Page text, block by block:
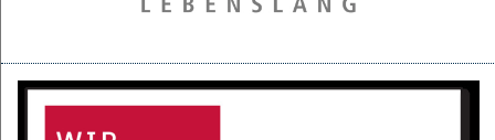
Projektpräsentation der 6d für den BGC
16.05.2025
Kurzfilme über den Izmir-Austausch im Kino